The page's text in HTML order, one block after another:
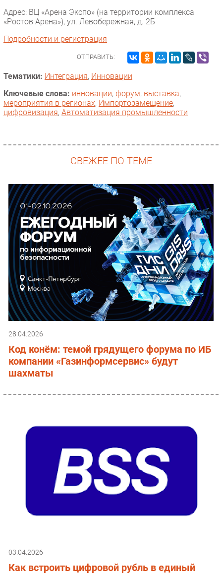
Адрес: ВЦ «Арена Экспо» (на территории комплекса
«Ростов Арена»), ул. Левобережная, д. 2Б
Подробности и регистрация
ОТПРАВИТЬ:
Тематики: Интеграция, Инновации
Ключевые слова: инновации, форум, выставка,
мероприятия в регионах, Импорто­замещение,
цифровизация, Автоматизация промышленности
СВЕЖЕЕ ПО ТЕМЕ
28.04.2026
Код конём: темой грядущего форума по ИБ
компании «Газинформсервис» будут
шахматы
03.04.2026
Как встроить цифровой рубль в единый